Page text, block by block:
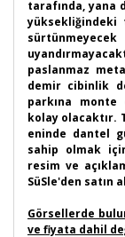
tarafında, yana
yüksekliğindeki
paslanmaz
demir cibinlik
parkına monte
kolay olacaktır.
eninde dantel
sahip olmak
resim ve
SüSle'den satın
Görsellerde
ve fiyata dahil